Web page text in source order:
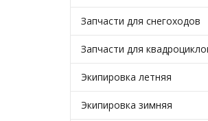
Запчасти для снегоходов
Запчасти для
Экипировка летняя
Экипировка зимняя